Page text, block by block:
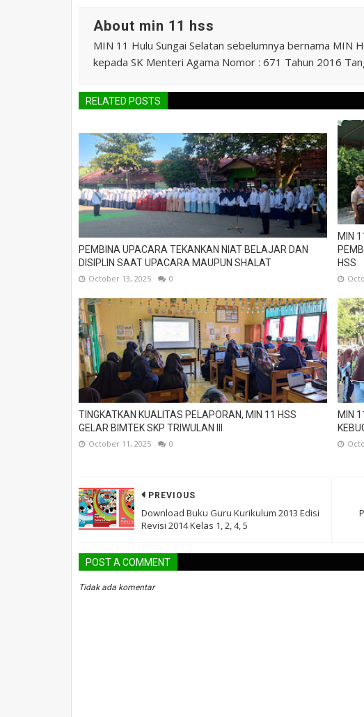
About min 11 hss
MIN 11 Hulu Sungai Selatan sebelumnya bernama MIN
kepada SK Menteri Agama Nomor : 671 Tahun 2016
RELATED POSTS
PEMBINA UPACARA TEKANKAN NIAT BELAJAR DAN
DISIPLIN SAAT UPACARA MAUPUN SHALAT
October 13, 2025 0
MIN
HSS
TINGKATKAN KUALITAS PELAPORAN, MIN 11 HSS
GELAR BIMTEK SKP TRIWULAN III
October 11, 2025 0
MIN
PREVIOUS
Download Buku Guru Kurikulum 2013 Edisi
Revisi 2014 Kelas 1, 2, 4, 5
POST A COMMENT
Tidak ada komentar